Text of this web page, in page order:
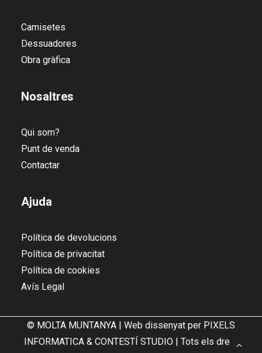
Camisetes
Dessuadores
Obra gràfica
Nosaltres
Qui som?
Punt de venda
Contactar
Ajuda
Política de devolucions
Política de privacitat
Política de cookies
Avís Legal
© MOLTA MUNTANYA | Web dissenyat per PIXELS
INFORMATICA & CONTESTÍ STUDIO | Tots els drets